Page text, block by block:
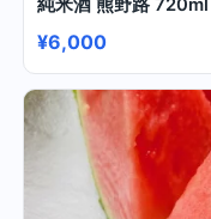
純米酒 熊野路 720ml
¥6,000